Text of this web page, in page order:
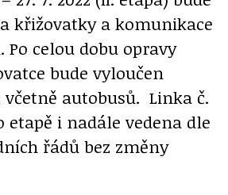
křižovatky a komunikace
Po celou dobu opravy
bude vyloučen
včetně autobusů. Linka č.
etapě i nadále vedena dle
řádů bez změny